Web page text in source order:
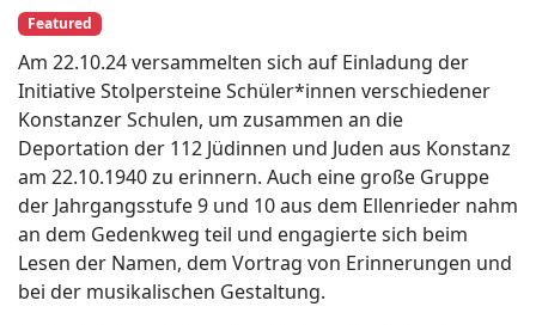
Featured
Am 22.10.24 versammelten sich auf Einladung der
Initiative Stolpersteine Schüler*innen verschiedener
Konstanzer Schulen, um zusammen an die
Deportation der 112 Jüdinnen und Juden aus Konstanz
am 22.10.1940 zu erinnern. Auch eine große Gruppe
der Jahrgangsstufe 9 und 10 aus dem Ellenrieder nahm
an dem Gedenkweg teil und engagierte sich beim
Lesen der Namen, dem Vortrag von Erinnerungen und
bei der musikalischen Gestaltung.